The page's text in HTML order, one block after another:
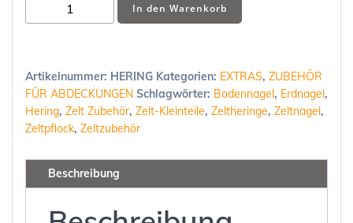
|
Menge
In den Warenkorb
Artikelnummer: HERING Kategorien: EXTRAS, ZUBEHÖR
FÜR ABDECKUNGEN Schlagwörter: Bodennagel, Erdnagel,
Hering, Zelt Zubehör, Zelt-Kleinteile, Zeltheringe, Zeltnagel,
Zeltpflock, Zeltzubehör
Beschreibung